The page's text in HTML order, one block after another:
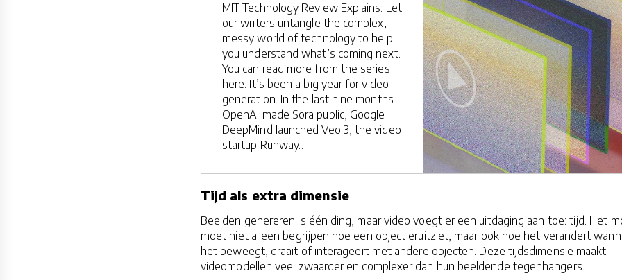
MIT Technology Review Explains: Let
our writers untangle the complex,
messy world of technology to help
you understand what’s coming next.
You can read more from the series
here. It’s been a big year for video
generation. In the last nine months
OpenAI made Sora public, Google
DeepMind launched Veo 3, the video
startup Runway…
Tijd als extra dimensie
Beelden genereren is één ding, maar video voegt er een uitdaging aan toe: tijd. Het
moet niet alleen begrijpen hoe een object eruitziet, maar ook hoe het verandert
het beweegt, draait of interageert met andere objecten. Deze tijdsdimensie maakt
videomodellen veel zwaarder en complexer dan hun beeldende tegenhangers.